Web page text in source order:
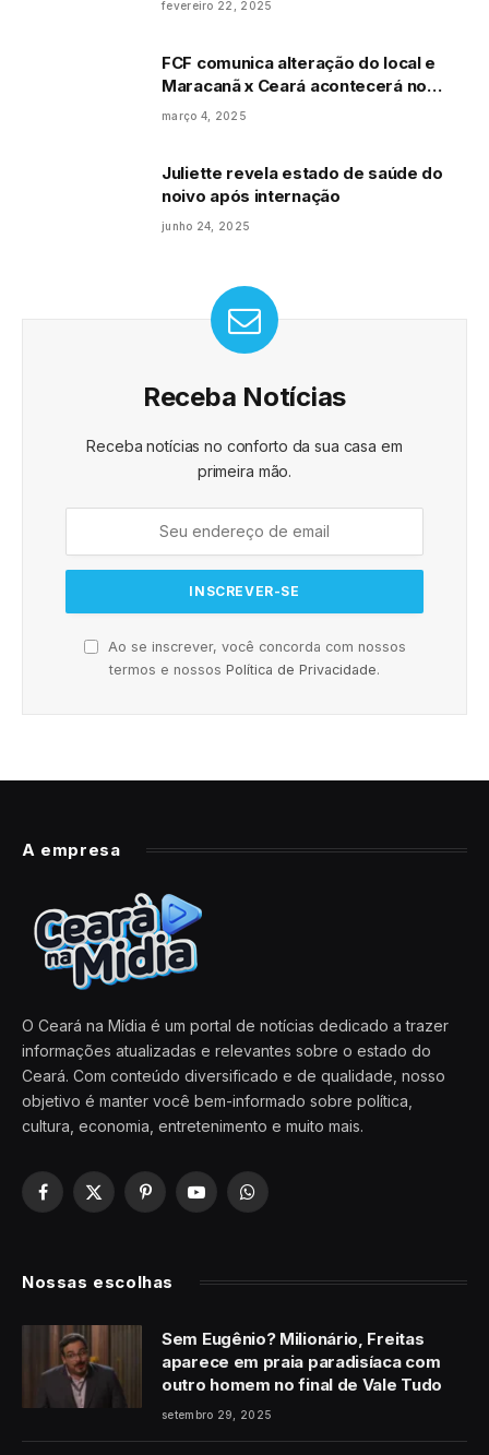
fevereiro 22, 2025
FCF comunica alteração do local e
Maracanã x Ceará acontecerá no
Castelão
março 4, 2025
Juliette revela estado de saúde do
noivo após internação
junho 24, 2025
Receba Notícias
Receba notícias no conforto da sua casa em
primeira mão.
Ao se inscrever, você concorda com nossos
termos e nossos Política de Privacidade.
A empresa
O Ceará na Mídia é um portal de notícias dedicado a trazer
informações atualizadas e relevantes sobre o estado do
Ceará. Com conteúdo diversificado e de qualidade, nosso
objetivo é manter você bem-informado sobre política,
cultura, economia, entretenimento e muito mais.
Facebook
X
PinterestYouTubeWhatsApp
Nossas escolhas
Sem Eugênio? Milionário, Freitas
aparece em praia paradisíaca com
outro homem no final de Vale Tudo
setembro 29, 2025